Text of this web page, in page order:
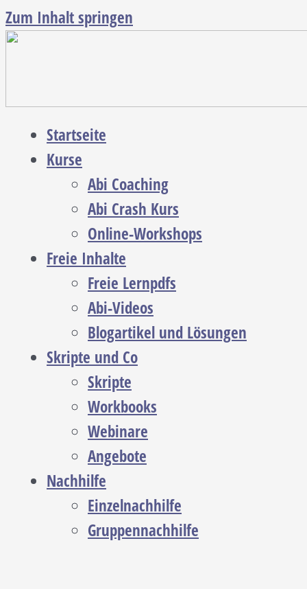
Zum Inhalt springen
Startseite
Kurse
Abi Coaching
Abi Crash Kurs
Online-Workshops
Freie Inhalte
Freie Lernpdfs
Abi-Videos
Blogartikel und Lösungen
Skripte und Co
Skripte
Workbooks
Webinare
Angebote
Nachhilfe
Einzelnachhilfe
Gruppennachhilfe